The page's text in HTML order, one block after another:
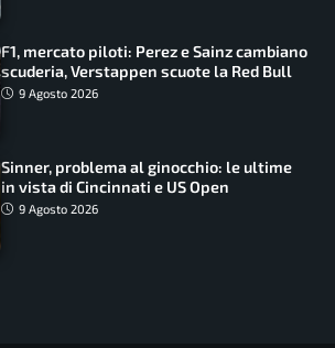
F1, mercato piloti: Perez e Sainz cambiano
scuderia, Verstappen scuote la Red Bull
9 Agosto 2026
Sinner, problema al ginocchio: le ultime
in vista di Cincinnati e US Open
9 Agosto 2026